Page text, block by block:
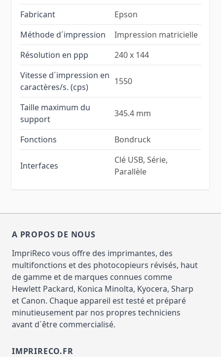
Fabricant
Epson
Méthode d´impression
Impression matricielle
Résolution en ppp
240 x 144
Vitesse d´impression en
caractères/s. (cps)
1550
Taille maximum du
support
345.4 mm
Fonctions Bondruck
Interfaces
Clé USB, Série,
Parallèle
A PROPOS DE NOUS
ImpriReco vous offre des imprimantes, des
multifonctions et des photocopieurs révisés, haut
de gamme et de marques connues comme
Hewlett Packard, Konica Minolta, Kyocera, Sharp
et Canon. Chaque appareil est testé et préparé
minutieusement par nos propres techniciens
avant d´être commercialisé.
IMPRIRECO.FR